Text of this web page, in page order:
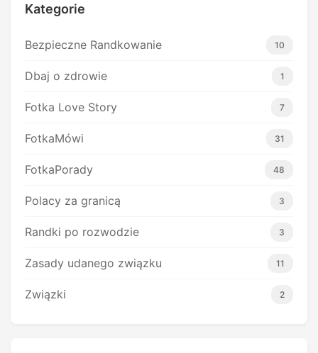
Kategorie
Bezpieczne Randkowanie 10
Dbaj o zdrowie 1
Fotka Love Story 7
FotkaMówi 31
FotkaPorady 48
Polacy za granicą 3
Randki po rozwodzie 3
Zasady udanego związku 11
Związki 2